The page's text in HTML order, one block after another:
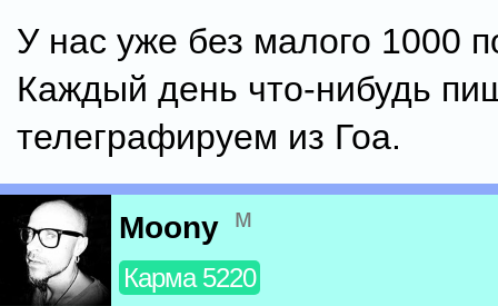
У нас уже без малого 1000
Каждый день что-нибудь
телеграфируем из Гоа.
Moony м
Карма 5220